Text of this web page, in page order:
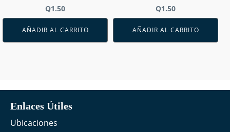
Q1.50
AÑADIR AL CARRITO
Q1.50
AÑADIR AL CARRITO
Enlaces Útiles
Ubicaciones